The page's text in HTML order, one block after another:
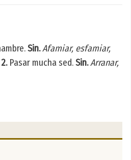
Sin.Afamiar, esfamiar,
2.Pasar mucha sed.Sin.Arranar,